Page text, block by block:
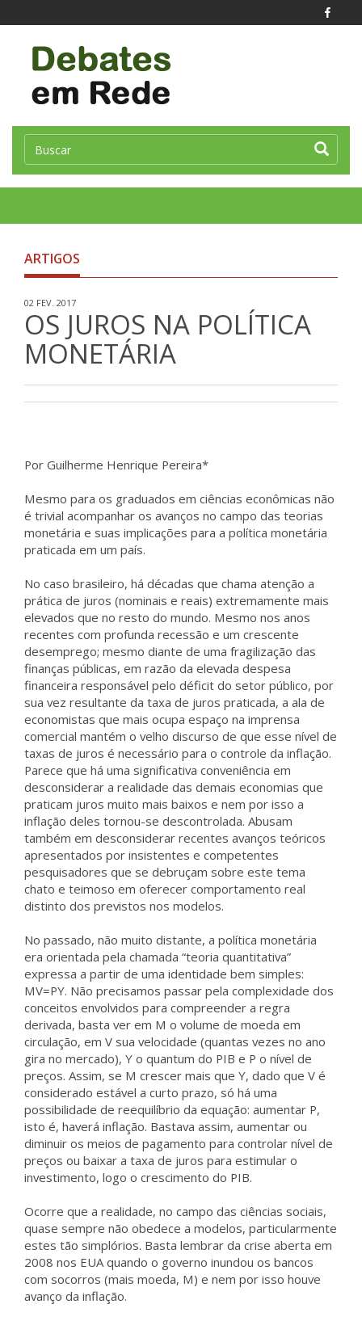
ARTIGOS
02 FEV. 2017
OS JUROS NA POLÍTICA
MONETÁRIA
Por Guilherme Henrique Pereira*
Mesmo para os graduados em ciências econômicas não
é trivial acompanhar os avanços no campo das teorias
monetária e suas implicações para a política monetária
praticada em um país.
No caso brasileiro, há décadas que chama atenção a
prática de juros (nominais e reais) extremamente mais
elevados que no resto do mundo. Mesmo nos anos
recentes com profunda recessão e um crescente
desemprego; mesmo diante de uma fragilização das
finanças públicas, em razão da elevada despesa
financeira responsável pelo déficit do setor público, por
sua vez resultante da taxa de juros praticada, a ala de
economistas que mais ocupa espaço na imprensa
comercial mantém o velho discurso de que esse nível de
taxas de juros é necessário para o controle da inflação.
Parece que há uma significativa conveniência em
desconsiderar a realidade das demais economias que
praticam juros muito mais baixos e nem por isso a
inflação deles tornou-se descontrolada. Abusam
também em desconsiderar recentes avanços teóricos
apresentados por insistentes e competentes
pesquisadores que se debruçam sobre este tema
chato e teimoso em oferecer comportamento real
distinto dos previstos nos modelos.
No passado, não muito distante, a política monetária
era orientada pela chamada “teoria quantitativa”
expressa a partir de uma identidade bem simples:
MV=PY. Não precisamos passar pela complexidade dos
conceitos envolvidos para compreender a regra
derivada, basta ver em M o volume de moeda em
circulação, em V sua velocidade (quantas vezes no ano
gira no mercado), Y o quantum do PIB e P o nível de
preços. Assim, se M crescer mais que Y, dado que V é
considerado estável a curto prazo, só há uma
possibilidade de reequilíbrio da equação: aumentar P,
isto é, haverá inflação. Bastava assim, aumentar ou
diminuir os meios de pagamento para controlar nível de
preços ou baixar a taxa de juros para estimular o
investimento, logo o crescimento do PIB.
Ocorre que a realidade, no campo das ciências sociais,
quase sempre não obedece a modelos, particularmente
estes tão simplórios. Basta lembrar da crise aberta em
2008 nos EUA quando o governo inundou os bancos
com socorros (mais moeda, M) e nem por isso houve
avanço da inflação.